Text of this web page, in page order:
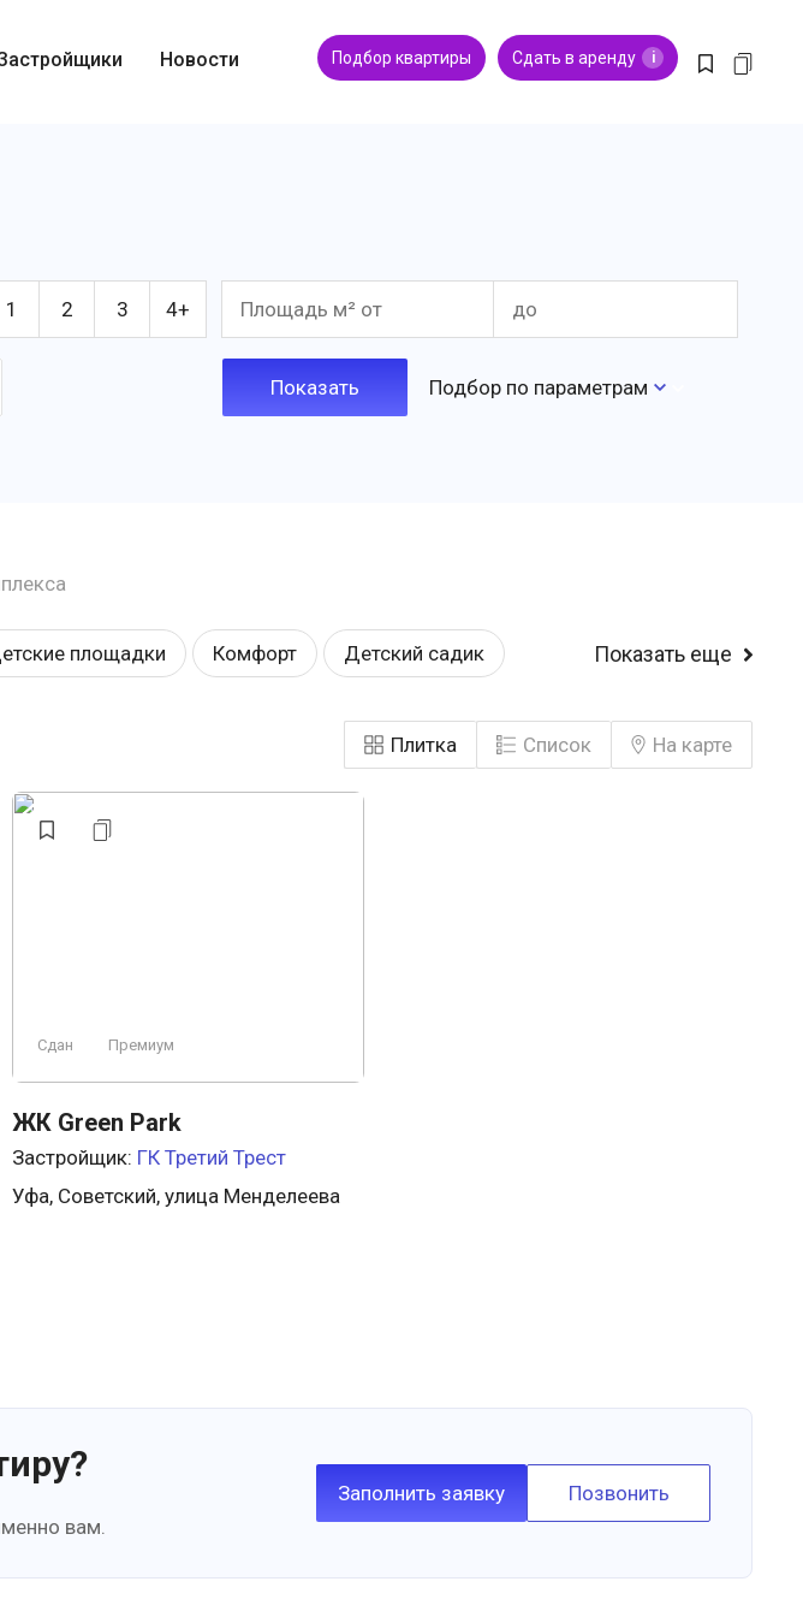
Новости Подбор квартиры Сдать в аренду i
1 2 3 4+
Подбор по параметрам
площадки Комфорт Детский садик
Консьерж Строится
Показать еще
Плитка Список На карте
Сдан Премиум
ЖК Green Park
Застройщик: ГК Третий Трест
Уфа, Советский, улица Менделеева
вам.
Заполнить заявку Позвонить